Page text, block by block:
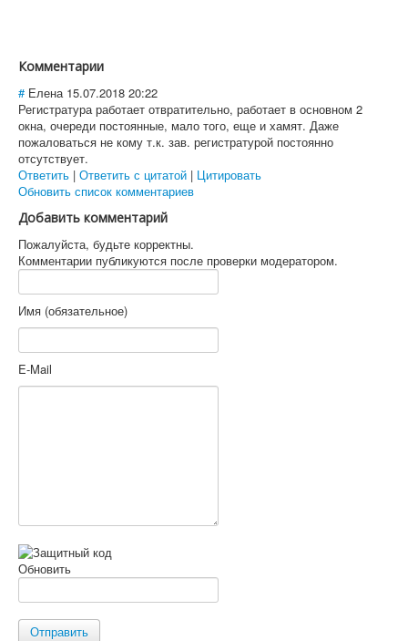
Комментарии
# Елена 15.07.2018 20:22
Регистратура работает отвратительно, работает в основном 2
окна, очереди постоянные, мало того, еще и хамят. Даже
пожаловаться не кому т.к. зав. регистратурой постоянно
отсутствует.
Ответить | Ответить с цитатой | Цитировать
Обновить список комментариев
Добавить комментарий
Пожалуйста, будьте корректны.
Комментарии публикуются после проверки модератором.
Имя (обязательное)
E-Mail
Обновить
Отправить